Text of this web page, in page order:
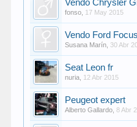
Vendo Chrysler
fonso 17 May 2015
Vendo Ford
Susana Marín 30 Abr
Seat Leon fr
nuria 12 Abr 2015
Peugeot expert
Alberto Gallardo ,8 Abr